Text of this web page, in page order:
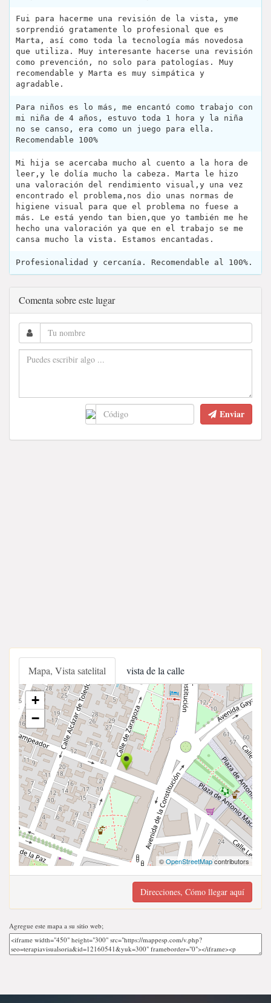
Fui para hacerme una revisión de la vista, yme
sorprendió gratamente lo profesional que es
Marta, así como toda la tecnología más novedosa
que utiliza. Muy interesante hacerse una revisión
como prevención, no solo para patologías. Muy
recomendable y Marta es muy simpática y
agradable.
Para niños es lo más, me encantó como trabajo con
mi niña de 4 años, estuvo toda 1 hora y la niña
no se canso, era como un juego para ella.
Recomendable 100%
Mi hija se acercaba mucho al cuento a la hora de
leer,y le dolía mucho la cabeza. Marta le hizo
una valoración del rendimiento visual,y una vez
encontrado el problema,nos dio unas normas de
higiene visual para que el problema no fuese a
más. Le está yendo tan bien,que yo también me he
hecho una valoración ya que en el trabajo se me
cansa mucho la vista. Estamos encantadas.
Profesionalidad y cercanía. Recomendable al 100%.
Comenta sobre este lugar
Enviar
Mapa, Vista satelital vista de la calle
+
−
©OpenStreetMapcontributors
Direcciones, Cómo llegar aquí
Agregue este mapa a su sitio web;